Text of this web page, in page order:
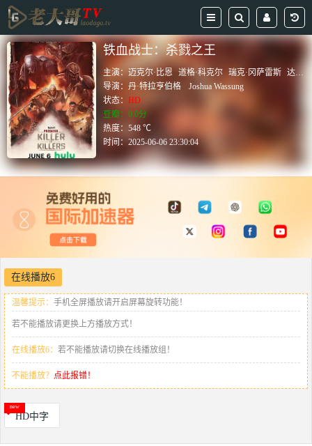
铁血战士：杀戮之王
主演：迈克尔·比恩 道格·科克尔 瑞克·冈萨雷斯 达米恩·C·哈斯
导演：丹·特拉亨伯格
Joshua Wassung
状态：HD
豆瓣：0.0分
热度：548 ℃
时间：2025-06-06 23:30:04
在线播放6
温馨提示： 手机全屏播放请开启屏幕旋转功能！
若不能播放请更换上方播放方式！
在线播放6： 若不能播放请切换在线播放组！
不能播放？ 点此报错！
HD中字